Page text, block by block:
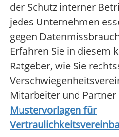
der Schutz interner
jedes Unternehmen
gegen
Erfahren Sie in diesem
Ratgeber, wie Sie
Mitarbeiter und Partner
Mustervorlagen für